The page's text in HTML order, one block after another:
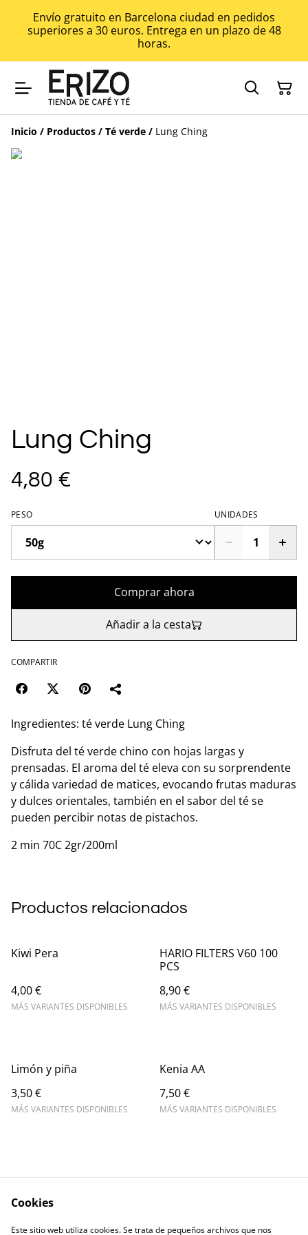
Envío gratuito en Barcelona ciudad en pedidos
superiores a 30 euros. Entrega en un plazo de 48
horas.
Inicio / Productos / Té verde / Lung Ching
Lung Ching
4,80 €
PESO UNIDADES
Comprar ahora
Añadir a la cesta
COMPARTIR
Ingredientes: té verde Lung Ching
Disfruta del té verde chino con hojas largas y
prensadas. El aroma del té eleva con su sorprendente
y cálida variedad de matices, evocando frutas maduras
y dulces orientales, también en el sabor del té se
pueden percibir notas de pistachos.
2 min 70C 2gr/200ml
Productos relacionados
Kiwi Pera
4,00 €
MÁS VARIANTES DISPONIBLES
HARIO FILTERS V60 100
PCS
8,90 €
MÁS VARIANTES DISPONIBLES
Limón y piña
3,50 €
MÁS VARIANTES DISPONIBLES
Kenia AA
7,50 €
MÁS VARIANTES DISPONIBLES
Cookies
Este sitio web utiliza cookies. Se trata de pequeños archivos que nos